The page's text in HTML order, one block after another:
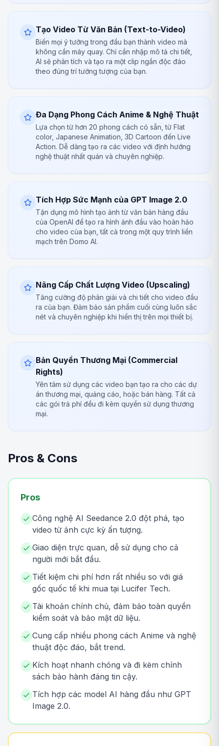
Tạo Video Từ Văn Bản (Text-to-Video)
Biến mọi ý tưởng trong đầu bạn thành video mà
không cần máy quay. Chỉ cần nhập mô tả chi tiết,
AI sẽ phân tích và tạo ra một clip ngắn độc đáo
theo đúng trí tưởng tượng của bạn.
Đa Dạng Phong Cách Anime & Nghệ Thuật
Lựa chọn từ hơn 20 phong cách có sẵn, từ Flat
color, Japanese Animation, 3D Cartoon đến Live
Action. Dễ dàng tạo ra các video với định hướng
nghệ thuật nhất quán và chuyên nghiệp.
Tích Hợp Sức Mạnh của GPT Image 2.0
Tận dụng mô hình tạo ảnh từ văn bản hàng đầu
của OpenAI để tạo ra hình ảnh đầu vào hoàn hảo
cho video của bạn, tất cả trong một quy trình liền
mạch trên Domo AI.
Nâng Cấp Chất Lượng Video (Upscaling)
Tăng cường độ phân giải và chi tiết cho video đầu
ra của bạn. Đảm bảo sản phẩm cuối cùng luôn sắc
nét và chuyên nghiệp khi hiển thị trên mọi thiết bị.
Bản Quyền Thương Mại (Commercial
Rights)
Yên tâm sử dụng các video bạn tạo ra cho các dự
án thương mại, quảng cáo, hoặc bán hàng. Tất cả
các gói trả phí đều đi kèm quyền sử dụng thương
mại.
Pros & Cons
Pros
Công nghệ AI Seedance 2.0 đột phá, tạo
video từ ảnh cực kỳ ấn tượng.
Giao diện trực quan, dễ sử dụng cho cả
người mới bắt đầu.
Tiết kiệm chi phí hơn rất nhiều so với giá
gốc quốc tế khi mua tại Lucifer Tech.
Tài khoản chính chủ, đảm bảo toàn quyền
kiểm soát và bảo mật dữ liệu.
Cung cấp nhiều phong cách Anime và nghệ
thuật độc đáo, bắt trend.
Kích hoạt nhanh chóng và đi kèm chính
sách bảo hành đáng tin cậy.
Tích hợp các model AI hàng đầu như GPT
Image 2.0.